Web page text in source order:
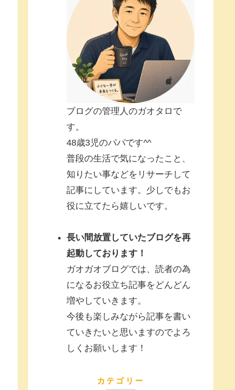
ブログの管理人のガオタロで
す。
48歳3児のパパです^^
普段の生活で気になったこと、
知りたい事などをリサーチして
記事にしています。少しでもお
役に立てたら嬉しいです。
長い間放置していたブログを再
起動しております！
ガオガオブログでは、読者の為
になるお役立ち記事をどんどん
増やしていきます。
今後も楽しみながら記事を書い
ていきたいと思いますのでよろ
しくお願いします！
カテゴリー